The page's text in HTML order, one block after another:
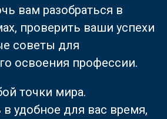
вам разобраться в
проверить ваши успехи
советы для
освоения профессии.
точки мира.
удобное для вас время,